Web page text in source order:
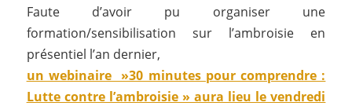
Faute d’avoir pu organiser une
formation/sensibilisation sur l’ambroisie en
présentiel l’an dernier,
un webinaire »30 minutes pour comprendre :
Lutte contre l’ambroisie » aura lieu le vendredi